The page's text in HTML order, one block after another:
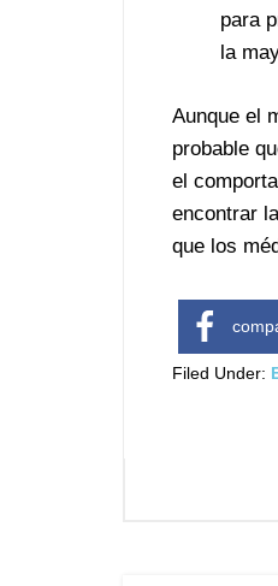
para
la
Aunque el
probable
el
encontrar
que los
Filed Under: